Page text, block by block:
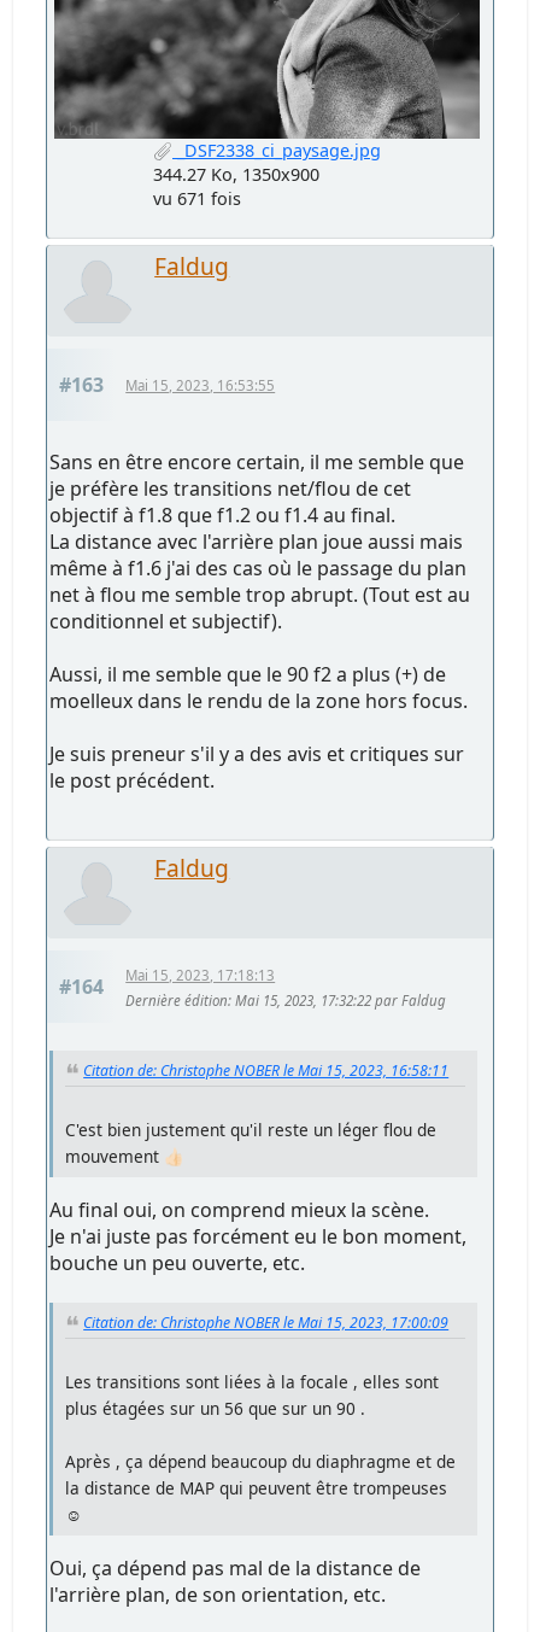
_DSF2338_ci_paysage.jpg
344.27 Ko, 1350x900
vu 671 fois
Faldug
#163 Mai 15, 2023, 16:53:55
Sans en être encore certain, il me semble que
je préfère les transitions net/flou de cet
objectif à f1.8 que f1.2 ou f1.4 au final.
La distance avec l'arrière plan joue aussi mais
même à f1.6 j'ai des cas où le passage du plan
net à flou me semble trop abrupt. (Tout est au
conditionnel et subjectif).
Aussi, il me semble que le 90 f2 a plus (+) de
moelleux dans le rendu de la zone hors focus.
Je suis preneur s'il y a des avis et critiques sur
le post précédent.
Faldug
#164
Mai 15, 2023, 17:18:13
Dernière édition: Mai 15, 2023, 17:32:22 par Faldug
Citation de: Christophe NOBER le Mai 15, 2023, 16:58:11
C'est bien justement qu'il reste un léger flou de
mouvement 👍🏻
Au final oui, on comprend mieux la scène.
Je n'ai juste pas forcément eu le bon moment,
bouche un peu ouverte, etc.
Citation de: Christophe NOBER le Mai 15, 2023, 17:00:09
Les transitions sont liées à la focale , elles sont
plus étagées sur un 56 que sur un 90 .
Après , ça dépend beaucoup du diaphragme et de
la distance de MAP qui peuvent être trompeuses
☺️
Oui, ça dépend pas mal de la distance de
l'arrière plan, de son orientation, etc.